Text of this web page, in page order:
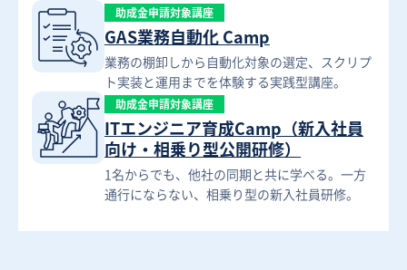
助成金申請対象講座
GAS業務自動化 Camp
業務の棚卸しから自動化対象の選定、スクリプ
ト実装と運用までを体験する実践型講座。
助成金申請対象講座
ITエンジニア育成Camp（新入社員
向け・相乗り型公開研修）
1名からでも、他社の同期と共に学べる。一方
通行にならない、相乗り型の新入社員研修。